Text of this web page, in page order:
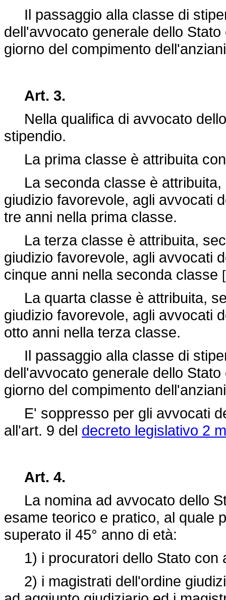
Il passaggio alla classe di
dell'avvocato generale dello
giorno del compimento
Art. 3.
Nella qualifica di avvocato
stipendio.
La prima classe è attribuita
La seconda classe è attribuita,
giudizio favorevole, agli avvocati
tre anni nella prima classe.
La terza classe è attribuita,
giudizio favorevole, agli avvocati
cinque anni nella seconda classe
La quarta classe è attribuita,
giudizio favorevole, agli avvocati
otto anni nella terza classe.
Il passaggio alla classe di
dell'avvocato generale dello
giorno del compimento
E' soppresso per gli avvocati
all'art. 9 del decreto legislativo 2
Art. 4.
La nomina ad avvocato dello
esame teorico e pratico, al quale
superato il 45° anno di età:
1) i procuratori dello Stato con
2) i magistrati dell'ordine